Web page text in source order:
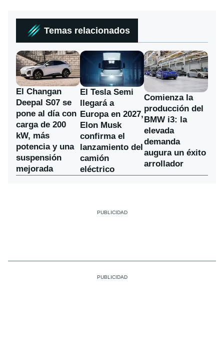
Temas relacionados
El Changan
Deepal S07 se
pone al día con
carga de 200
kW, más
potencia y una
suspensión
mejorada
El Tesla Semi
llegará a
Europa en 2027,
Elon Musk
confirma el
lanzamiento del
camión
eléctrico
Comienza la
producción del
BMW i3: la
elevada
demanda
augura un éxito
arrollador